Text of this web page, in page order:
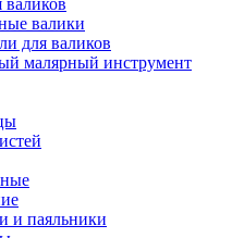
валиков
валики
для валиков
малярный инструмент
и паяльники